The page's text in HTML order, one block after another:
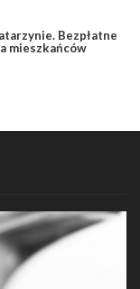
Bezpłatne
mieszkańców